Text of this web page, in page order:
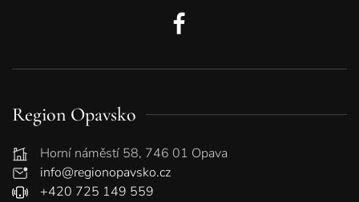
Region Opavsko
Horní náměstí 58, 746 01 Opava
info@regionopavsko.cz
+420 725 149 559